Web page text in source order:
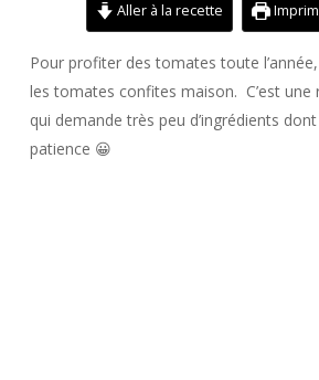
Aller à la recette
Pour profiter des tomates toute
les tomates confites maison. C’est une
qui demande très peu d’ingrédients
patience 😀